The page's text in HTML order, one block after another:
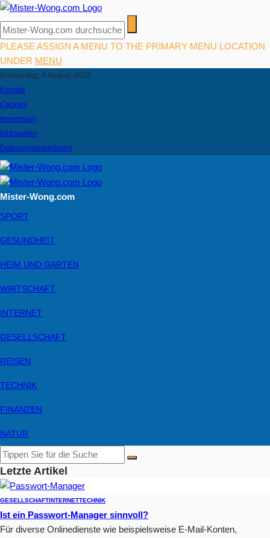
PLEASE ASSIGN A MENU TO THE PRIMARY MENU LOCATION
UNDER MENU
Donnerstag, 6 August, 2026
Kontakt
Cookies
Impressum
Bildquellen
Datenschutzerklärung
Mister-Wong.com
SPORT
GESUNDHEIT
HEIM UND GARTEN
WIRTSCHAFT
INTERNET
GESELLSCHAFT
REISEN
TECHNIK
FINANZEN
NATUR
Letzte Artikel
GESELLSCHAFTINTERNETTECHNIK
Ist ein Passwort-Manager sinnvoll?
Für diverse Onlinedienste wie beispielsweise E-Mail-Konten,